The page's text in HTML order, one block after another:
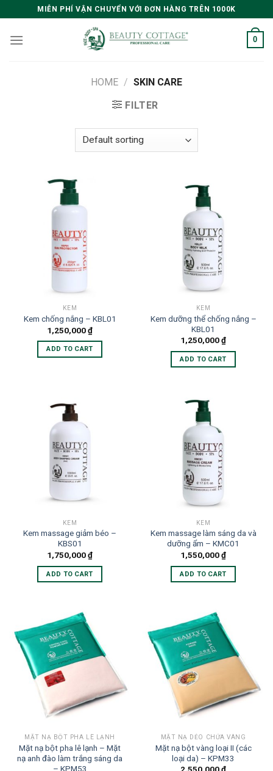
to
content
MIỄN PHÍ VẬN CHUYỂN VỚI ĐƠN HÀNG TRÊN 1000K
0
HOME / SKIN CARE
FILTER
KEM
Kem chống nắng – KBL01
1,250,000₫
ADD TO CART
KEM
Kem dưỡng thể chống nắng –
KBL01
1,250,000₫
ADD TO CART
KEM
Kem massage giảm béo –
KBS01
1,750,000₫
ADD TO CART
KEM
Kem massage làm sáng da và
dưỡng ẩm – KMC01
1,550,000₫
ADD TO CART
MẶT NẠ BỘT PHA LÊ LẠNH
Mặt nạ bột pha lê lạnh – Mặt
nạ anh đào làm trắng sáng da
– KPM53
MẶT NẠ DẺO CHỨA VÀNG
Mặt nạ bột vàng loại II (các
loại da) – KPM33